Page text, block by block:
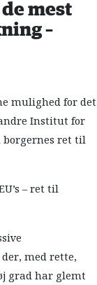
mest
–
mulighed for det
Institut for
borgernes ret til
– ret til
med rette,
grad har glemt